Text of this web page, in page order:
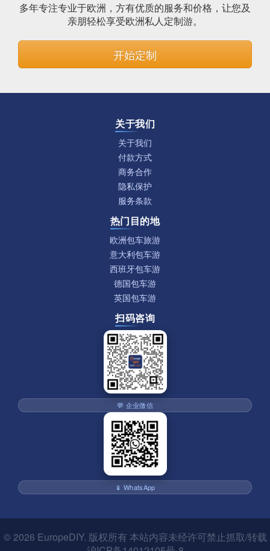
多年专注专业于欧洲，方有优质的服务和价格，让您及
亲朋轻松享受欧洲私人定制游。
开始定制
关于我们
关于我们
付款方式
商务合作
隐私保护
服务条款
热门目的地
欧洲包车旅游
意大利包车游
西班牙包车游
德国包车游
英国包车游
扫码咨询
💬 企业微信
📱 WhatsApp
© 2026 EuropeDIY. 版权所有 本站内容未经许可禁止抓取/转载